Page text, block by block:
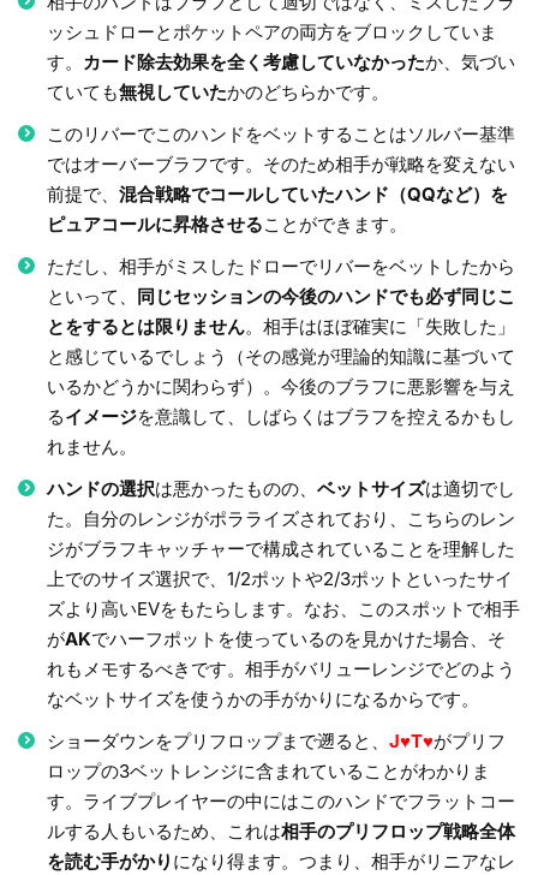
ッシュドローとポケットペアの両方をブロックしていま
す。 カード除去効果を全く考慮していなかったか、気づい
ていても無視していたかのどちらかです。
このリバーでこのハンドをベットすることはソルバー基準
ではオーバーブラフです。そのため相手が戦略を変えない
前提で、 混合戦略でコールしていたハンド（QQなど）を
ピュアコールに昇格させることができます。
ただし、相手がミスしたドローでリバーをベットしたから
といって、
同じセッションの今後のハンドでも必ず同じこ
とをするとは限りません。相手はほぼ確実に「失敗した」
と感じているでしょう（その感覚が理論的知識に基づいて
いるかどうかに関わらず）。今後のブラフに悪影響を与え
るイメージを意識して、しばらくはブラフを控えるかもし
れません。
ハンドの選択は悪かったものの、 ベットサイズは適切でし
た。自分のレンジがポラライズされており、こちらのレン
ジがブラフキャッチャーで構成されていることを理解した
上でのサイズ選択で、1/2ポットや2/3ポットといったサイ
ズより高いEVをもたらします。なお、このスポットで相手
がAKでハーフポットを使っているのを見かけた場合、そ
れもメモするべきです。相手がバリューレンジでどのよう
なベットサイズを使うかの手がかりになるからです。
ショーダウンをプリフロップまで遡ると、 J♥T♥がプリフ
ロップの3ベットレンジに含まれていることがわかりま
す。ライブプレイヤーの中にはこのハンドでフラットコー
ルする人もいるため、これは相手のプリフロップ戦略全体
を読む手がかり になり得ます。つまり、相手がリニアなレ